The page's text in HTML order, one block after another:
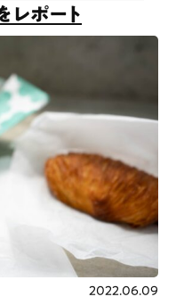
レポート
2022.06.09